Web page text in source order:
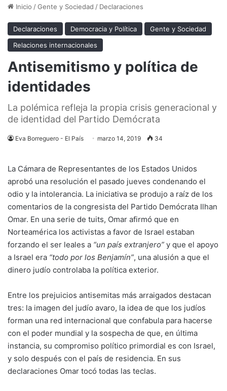
Inicio /Gente y Sociedad / Declaraciones
Declaraciones Democracia y Política
Gente y Sociedad
Relaciones internacionales
Antisemitismo y política de
identidades
La polémica refleja la propia crisis generacional y
de identidad del Partido Demócrata
Eva Borreguero - El País marzo 14, 2019 34
La Cámara de Representantes de los Estados Unidos
aprobó una resolución el pasado jueves condenando el
odio y la intolerancia. La iniciativa se produjo a raíz de los
comentarios de la congresista del Partido Demócrata Ilhan
Omar. En una serie de tuits, Omar afirmó que en
Norteamérica los activistas a favor de Israel estaban
forzando el ser leales a “un país extranjero” y que el apoyo
a Israel era “todo por los Benjamín”, una alusión a que el
dinero judío controlaba la política exterior.
Entre los prejuicios antisemitas más arraigados destacan
tres: la imagen del judío avaro, la idea de que los judíos
forman una red internacional que confabula para hacerse
con el poder mundial y la sospecha de que, en última
instancia, su compromiso político primordial es con Israel,
y solo después con el país de residencia. En sus
declaraciones Omar tocó todas las teclas.